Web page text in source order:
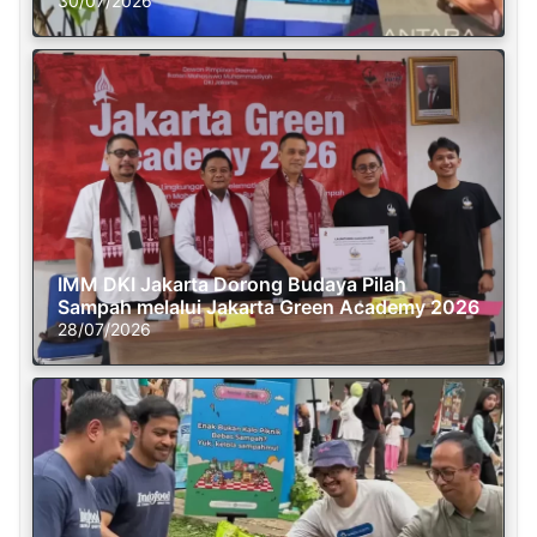
IMM DKI Jakarta Dorong Budaya Pilah
Sampah melalui Jakarta Green Academy 2026
28/07/2026